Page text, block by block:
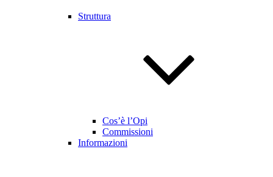
Struttura
Cos’è l’Opi
Commissioni
Informazioni